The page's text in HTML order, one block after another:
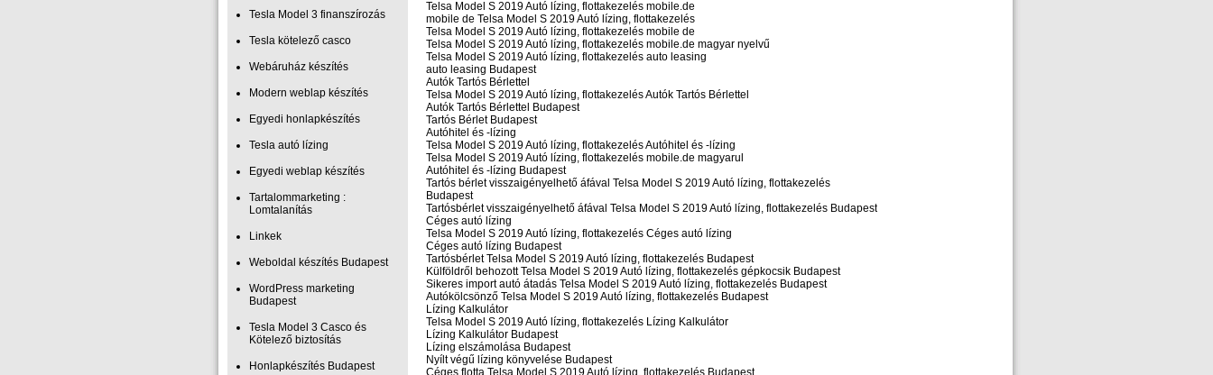
Tesla Model 3 finanszírozás
Tesla kötelező casco
Webáruház készítés
Modern weblap készítés
Egyedi honlapkészítés
Tesla autó lízing
Egyedi weblap készítés
Tartalommarketing :
Lomtalanítás
Linkek
Weboldal készítés Budapest
WordPress marketing
Budapest
Tesla Model 3 Casco és
Kötelező biztosítás
Honlapkészítés Budapest
Telsa Model S 2019 Autó lízing, flottakezelés mobile.de
mobile de Telsa Model S 2019 Autó lízing, flottakezelés
Telsa Model S 2019 Autó lízing, flottakezelés mobile de
Telsa Model S 2019 Autó lízing, flottakezelés mobile.de magyar nyelvű
Telsa Model S 2019 Autó lízing, flottakezelés auto leasing
auto leasing Budapest
Autók Tartós Bérlettel
Telsa Model S 2019 Autó lízing, flottakezelés Autók Tartós Bérlettel
Autók Tartós Bérlettel Budapest
Tartós Bérlet Budapest
Autóhitel és -lízing
Telsa Model S 2019 Autó lízing, flottakezelés Autóhitel és -lízing
Telsa Model S 2019 Autó lízing, flottakezelés mobile.de magyarul
Autóhitel és -lízing Budapest
Tartós bérlet visszaigényelhető áfával Telsa Model S 2019 Autó lízing, flottakezelés
Budapest
Tartósbérlet visszaigényelhető áfával Telsa Model S 2019 Autó lízing, flottakezelés Budapest
Céges autó lízing
Telsa Model S 2019 Autó lízing, flottakezelés Céges autó lízing
Céges autó lízing Budapest
Tartósbérlet Telsa Model S 2019 Autó lízing, flottakezelés Budapest
Külföldről behozott Telsa Model S 2019 Autó lízing, flottakezelés gépkocsik Budapest
Sikeres import autó átadás Telsa Model S 2019 Autó lízing, flottakezelés Budapest
Autókölcsönző Telsa Model S 2019 Autó lízing, flottakezelés Budapest
Lízing Kalkulátor
Telsa Model S 2019 Autó lízing, flottakezelés Lízing Kalkulátor
Lízing Kalkulátor Budapest
Lízing elszámolása Budapest
Nyílt végű lízing könyvelése Budapest
Céges flotta Telsa Model S 2019 Autó lízing, flottakezelés Budapest